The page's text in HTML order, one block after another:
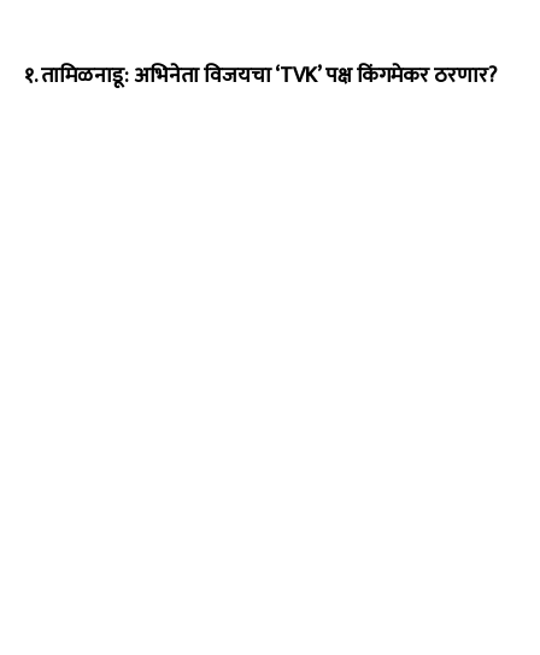
१. तामिळनाडू: अभिनेता विजयचा ‘TVK’ पक्ष किंगमेकर ठरणार?